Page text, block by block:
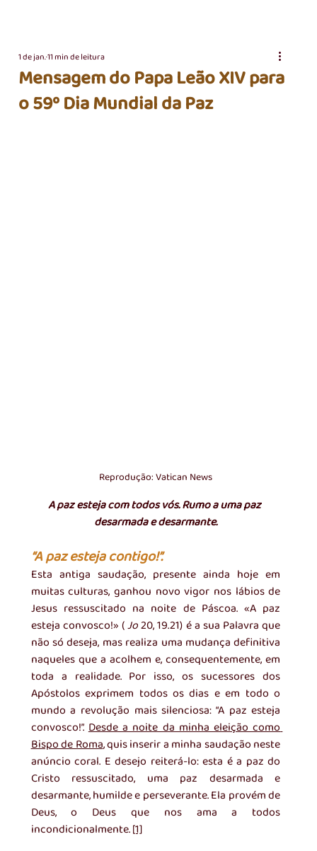
Mensagem do Papa Leão XIV para
o 59º Dia Mundial da Paz
1 de jan.11 min de leitura
Reprodução: Vatican News
A paz esteja com todos vós. Rumo a uma paz
desarmada e desarmante.
“A paz esteja contigo!”.
Esta antiga saudação, presente ainda hoje em
muitas culturas, ganhou novo vigor nos lábios de
Jesus ressuscitado na noite de Páscoa. «A paz
esteja convosco!» ( Jo 20, 19.21) é a sua Palavra que
não só deseja, mas realiza uma mudança definitiva
naqueles que a acolhem e, consequentemente, em
toda a realidade. Por isso, os sucessores dos
Apóstolos exprimem todos os dias e em todo o
mundo a revolução mais silenciosa: “A paz esteja
convosco!”. Desde a noite da minha eleição como
Bispo de Roma, quis inserir a minha saudação neste
anúncio coral. E desejo reiterá-lo: esta é a paz do
Cristo ressuscitado, uma paz desarmada e
desarmante, humilde e perseverante. Ela provém de
Deus, o Deus que nos ama a todos
incondicionalmente. [1]